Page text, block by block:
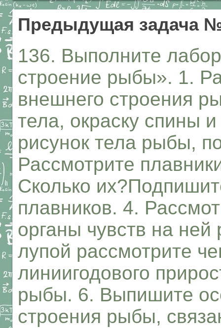
Предыдущая задача
136. Выполните
строение рыбы». 1.
внешнего строения
тела, окраску спины
рисунок тела рыбы,
Рассмотрите
Сколько
плавников. 4.
органы чувств на
лупой рассмотрите
линиигодового
рыбы. 6. Выпишите
строения рыбы,